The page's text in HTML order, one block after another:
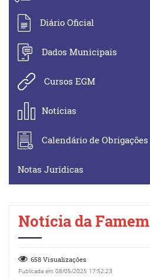
Diário Oficial
Dados Municipais
Cursos EGM
Notícias
Calendário de Obrigações
Notas Jurídicas
Notícia da Famem
658 Visualizações
Publicada em 08/05/2025 17:52:23